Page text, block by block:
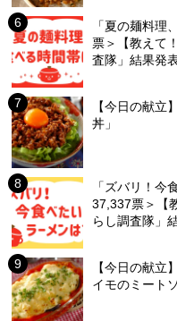
「夏の麺料理
票＞【教えて
査隊」結果発
【今日の献立
丼」
「ズバリ！今
37,337票＞【
らし調査隊」
【今日の献
イモのミート